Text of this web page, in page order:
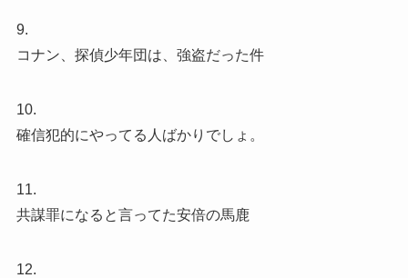
9.
コナン、探偵少年団は、強盗だった件
10.
確信犯的にやってる人ばかりでしょ。
11.
共謀罪になると言ってた安倍の馬鹿
12.